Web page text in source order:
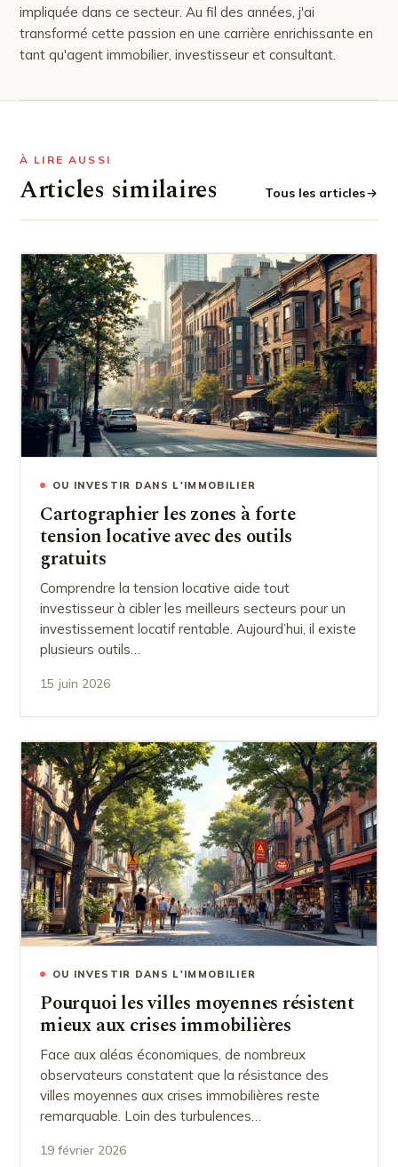
impliquée dans ce secteur. Au fil des années, j'ai
transformé cette passion en une carrière enrichissante en
tant qu'agent immobilier, investisseur et consultant.
À LIRE AUSSI
Articles similaires Tous les articles
OU INVESTIR DANS L'IMMOBILIER
Cartographier les zones à forte
tension locative avec des outils
gratuits
Comprendre la tension locative aide tout
investisseur à cibler les meilleurs secteurs pour un
investissement locatif rentable. Aujourd’hui, il existe
plusieurs outils…
15 juin 2026
OU INVESTIR DANS L'IMMOBILIER
Pourquoi les villes moyennes résistent
mieux aux crises immobilières
Face aux aléas économiques, de nombreux
observateurs constatent que la résistance des
villes moyennes aux crises immobilières reste
remarquable. Loin des turbulences…
19 février 2026